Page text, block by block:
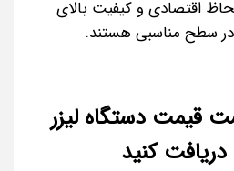
اقتصادی و کیفیت بالای
سطح مناسبی هستند.
قیمت دستگاه لیزر
دریافت کنید